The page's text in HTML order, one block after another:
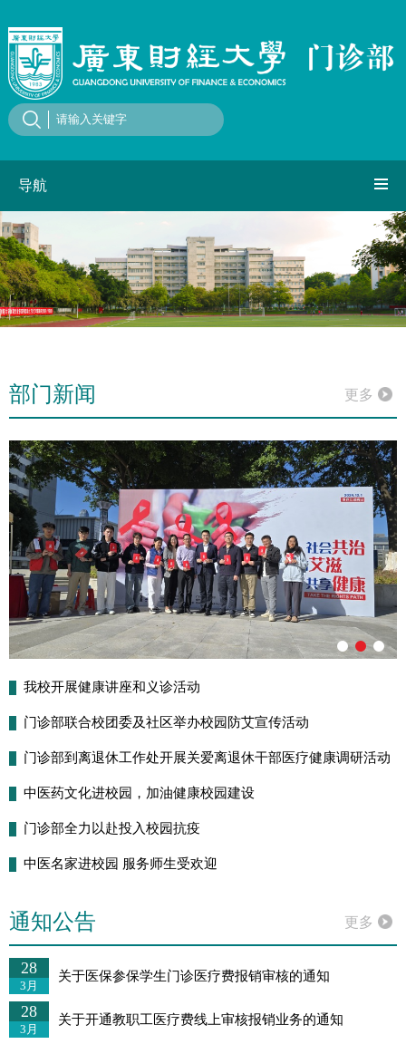
导航
部门新闻 更多
我校开展健康讲座和义诊活动
门诊部联合校团委及社区举办校园防艾宣传活动
门诊部到离退休工作处开展关爱离退休干部医疗健康调研活动
中医药文化进校园，加油健康校园建设
门诊部全力以赴投入校园抗疫
中医名家进校园 服务师生受欢迎
通知公告 更多
28
3月
关于医保参保学生门诊医疗费报销审核的通知
28
3月
关于开通教职工医疗费线上审核报销业务的通知